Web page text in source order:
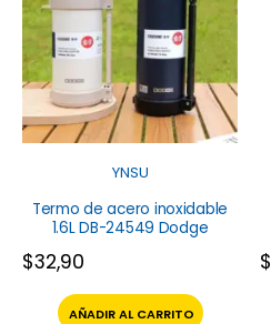
YNSU
Termo de acero inoxidable
1.6L DB-24549 Dodge
$32,90
AÑADIR AL CARRITO
$